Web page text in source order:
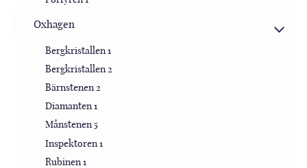
Oxhagen
Bergkristallen 1
Bergkristallen 2
Bärnstenen 2
Diamanten 1
Månstenen 5
Inspektoren 1
Rubinen 1